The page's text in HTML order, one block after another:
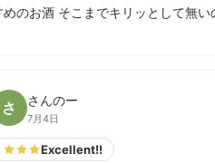
めのお酒 そこまでキリッとして無い
さ さんのー
7月4日
Excellent!!